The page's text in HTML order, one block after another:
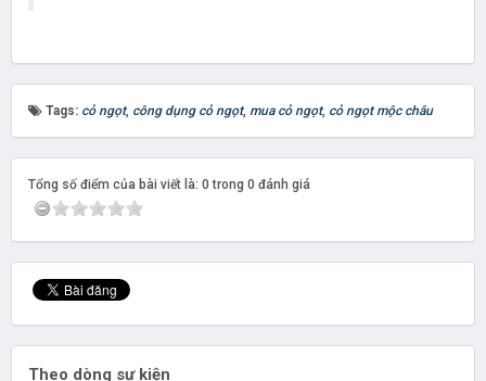
Tags: cỏ ngọt, công dụng cỏ ngọt, mua cỏ ngọt, cỏ ngọt mộc châu
Tổng số điểm của bài viết là: 0 trong 0 đánh giá
Theo dòng sự kiện